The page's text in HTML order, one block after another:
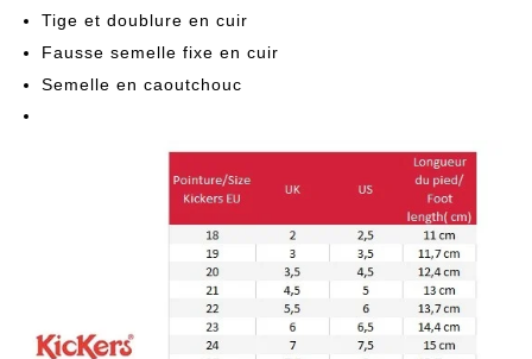
Tige et doublure en cuir
Fausse semelle fixe en cuir
Semelle en caoutchouc